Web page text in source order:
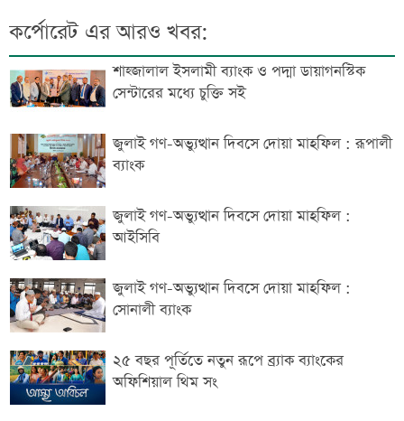
কর্পোরেট এর আরও খবর:
শাহ্জালাল ইসলামী ব্যাংক ও পদ্মা ডায়াগনস্টিক
সেন্টারের মধ্যে চুক্তি সই
জুলাই গণ-অভ্যুত্থান দিবসে দোয়া মাহফিল : রূপালী
ব্যাংক
জুলাই গণ-অভ্যুত্থান দিবসে দোয়া মাহফিল :
আইসিবি
জুলাই গণ-অভ্যুত্থান দিবসে দোয়া মাহফিল :
সোনালী ব্যাংক
২৫ বছর পূর্তিতে নতুন রূপে ব্র্যাক ব্যাংকের
অফিশিয়াল থিম সং